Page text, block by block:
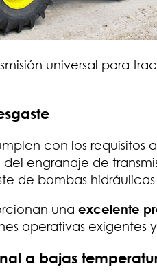
universal para
con los requisitos
engranaje de
de bombas
una excelente
operativas exigentes
a bajas